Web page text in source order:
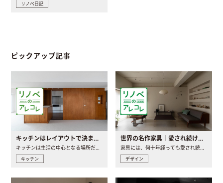
リノベ日記
ピックアップ記事
キッチンはレイアウトで決まる。後悔しないための考え方と選び方
キッチンは生活の中心となる場所だからこそ、家の中のどこに置..
キッチン
世界の名作家具｜愛され続ける理由と一生モノとの出会い方
家具には、何十年経っても愛され続ける「名作」と呼ばれるもの..
デザイン